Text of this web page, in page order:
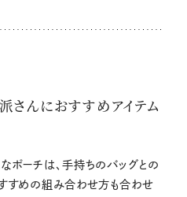
さんにおすすめアイテム
ポーチは、手持ちのバッグとの
すめの組み合わせ方も合わせ